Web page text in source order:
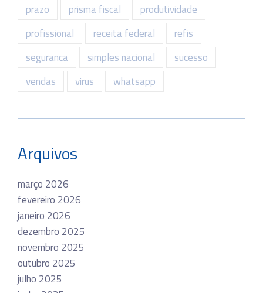
prazo
prisma fiscal
produtividade
profissional
receita federal
refis
seguranca
simples nacional
sucesso
vendas
virus whatsapp
Arquivos
março 2026
fevereiro 2026
janeiro 2026
dezembro 2025
novembro 2025
outubro 2025
julho 2025